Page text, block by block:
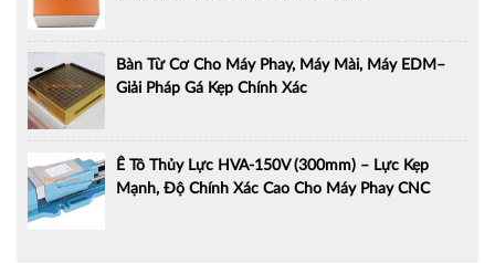
Bàn Từ Cơ Cho Máy Phay, Máy Mài, Máy EDM–
Giải Pháp Gá Kẹp Chính Xác
Ê Tô Thủy Lực HVA-150V (300mm) – Lực Kẹp
Mạnh, Độ Chính Xác Cao Cho Máy Phay CNC